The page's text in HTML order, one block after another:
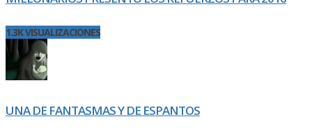
1.3K VISUALIZACIONES
UNA DE FANTASMAS Y DE ESPANTOS